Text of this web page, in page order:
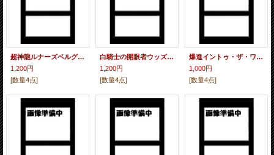
超神龍ルナーズベルグ【ルナティック・トライバトル】【WINNER版】
1,200円
[数量4点]
白騎士の開眼者ウッズ【DロードNEX 優勝】
1,200円
[数量4点]
爆進イントゥ・ザ・ワイルド【DロードNEX優勝】
1,000円
[数量4点]